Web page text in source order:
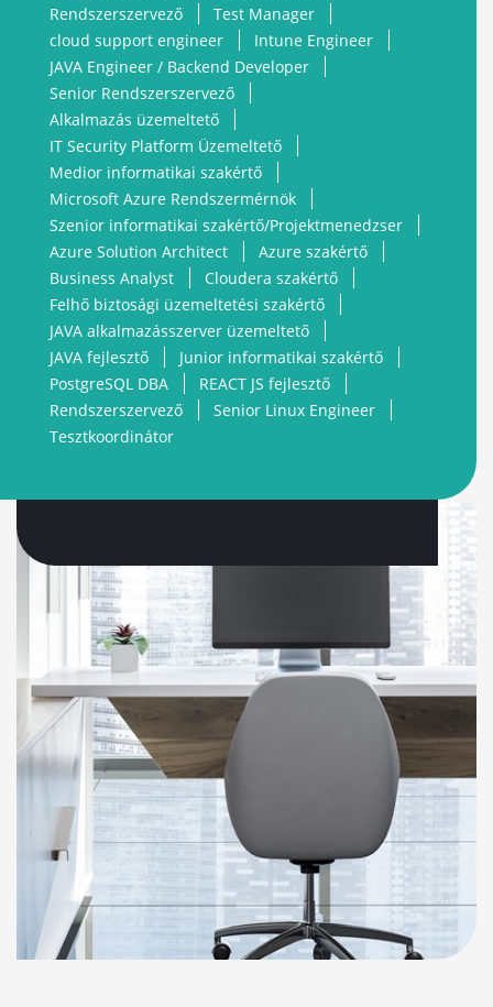
Rendszerszervező
Test Manager
cloud support engineer
Intune Engineer
JAVA Engineer / Backend Developer
Senior Rendszerszervező
Alkalmazás üzemeltető
IT Security Platform Üzemeltető
Medior informatikai szakértő
Microsoft Azure Rendszermérnök
Szenior informatikai szakértő/Projektmenedzser
Azure Solution Architect
Azure szakértő
Business Analyst
Cloudera szakértő
Felhő biztosági üzemeltetési szakértő
JAVA alkalmazásszerver üzemeltető
JAVA fejlesztő
Junior informatikai szakértő
PostgreSQL DBA
REACT JS fejlesztő
Rendszerszervező
Senior Linux Engineer
Tesztkoordinátor